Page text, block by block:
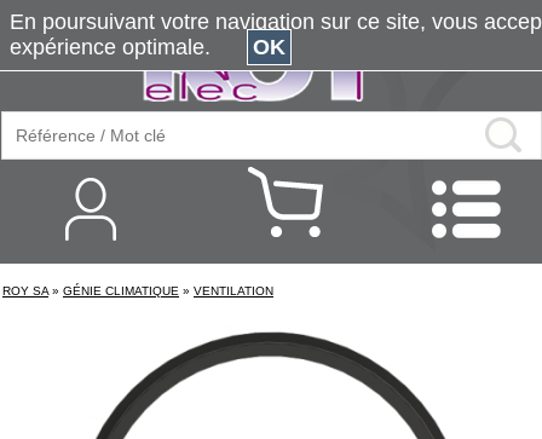
ROY SA » GÉNIE CLIMATIQUE » VENTILATION
En poursuivant votre navigation sur ce site, vous
expérience optimale.
OK